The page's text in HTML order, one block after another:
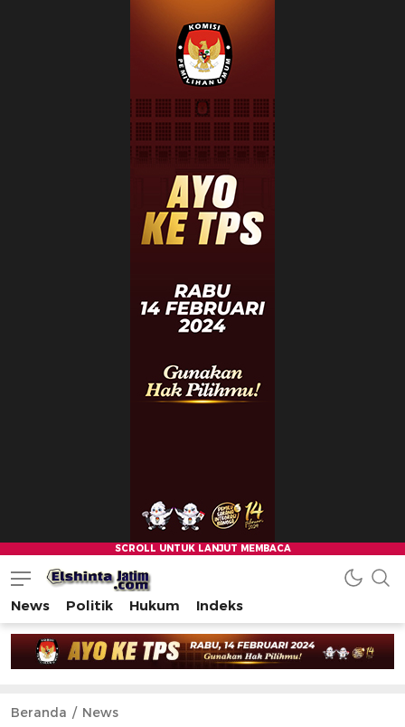
News Politik Hukum Indeks
Beranda News